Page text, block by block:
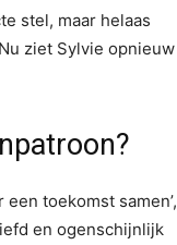
stel, maar helaas
ziet Sylvie opnieuw
toekomst samen’,
en ogenschijnlijk